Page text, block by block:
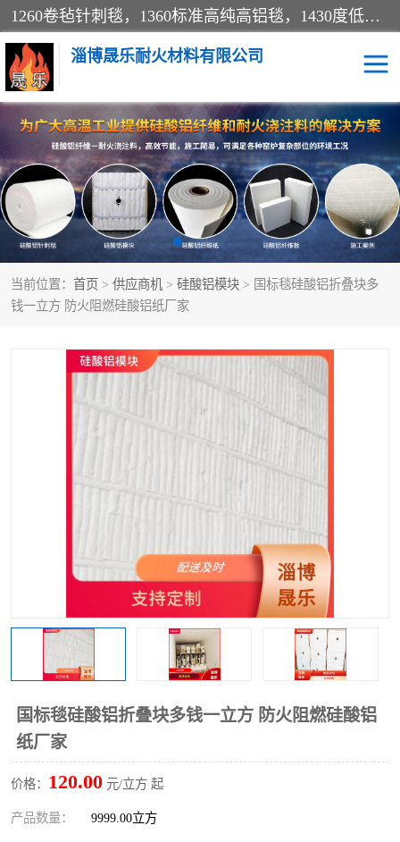
1260卷毡针刺毯，1360标准高纯高铝毯，1430度低锆锆铝含锆毯，普通挡渣棉卷毡，防火纸、挡火板、隔热垫片模块、棉块、折叠块、散棉高温固化剂价格规格密度多少钱图片视频立方平米参数指标
淄博晟乐耐火材料有限公司
当前位置： 首页 > 供应商机 > 硅酸铝模块 > 国标毯硅酸铝折叠块多
钱一立方 防火阻燃硅酸铝纸厂家
国标毯硅酸铝折叠块多钱一立方 防火阻燃硅酸铝
纸厂家
价格： 120.00 元/立方 起
产品数量： 9999.00立方
硅酸铝挡渣棉 硅酸铝纤维纸
硅酸铝挡火板 高铝毯
含锆毯 硅酸铝折叠块
硅酸铝散棉 硅酸铝纤维毯
硅酸铝纤维毡 硅酸铝模块
硅酸铝保温棉 硅酸铝板